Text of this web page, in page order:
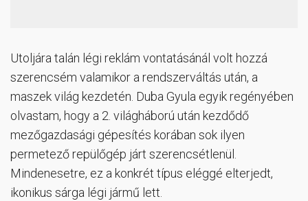
Utoljára talán légi reklám vontatásánál volt hozzá
szerencsém valamikor a rendszerváltás után, a
maszek világ kezdetén. Duba Gyula egyik regényében
olvastam, hogy a 2. világháború után kezdődő
mezőgazdasági gépesítés korában sok ilyen
permetező repülőgép járt szerencsétlenül.
Mindenesetre, ez a konkrét típus eléggé elterjedt,
ikonikus sárga légi jármű lett.